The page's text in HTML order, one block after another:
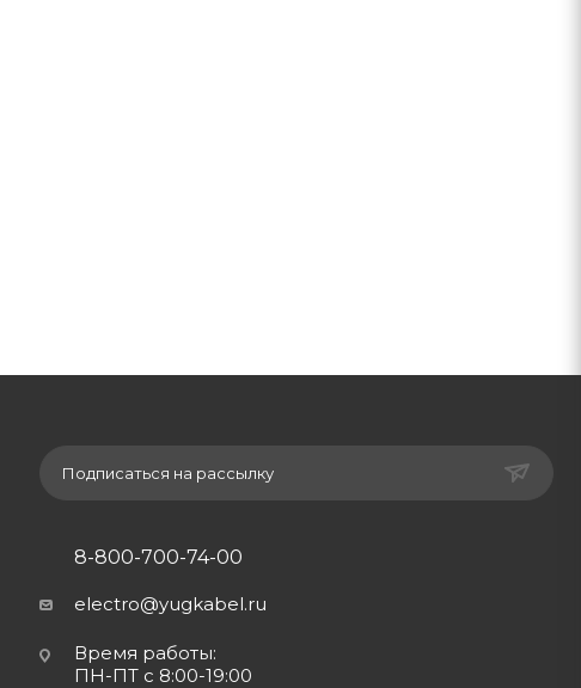
Подписаться на рассылку
8-800-700-74-00
electro@yugkabel.ru
Время работы:
ПН-ПТ с 8:00-19:00